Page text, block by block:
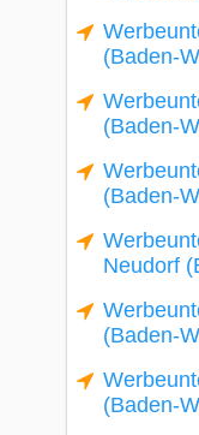
(Baden-
(Baden-
(Baden-
Neudorf
(Baden-
(Baden-